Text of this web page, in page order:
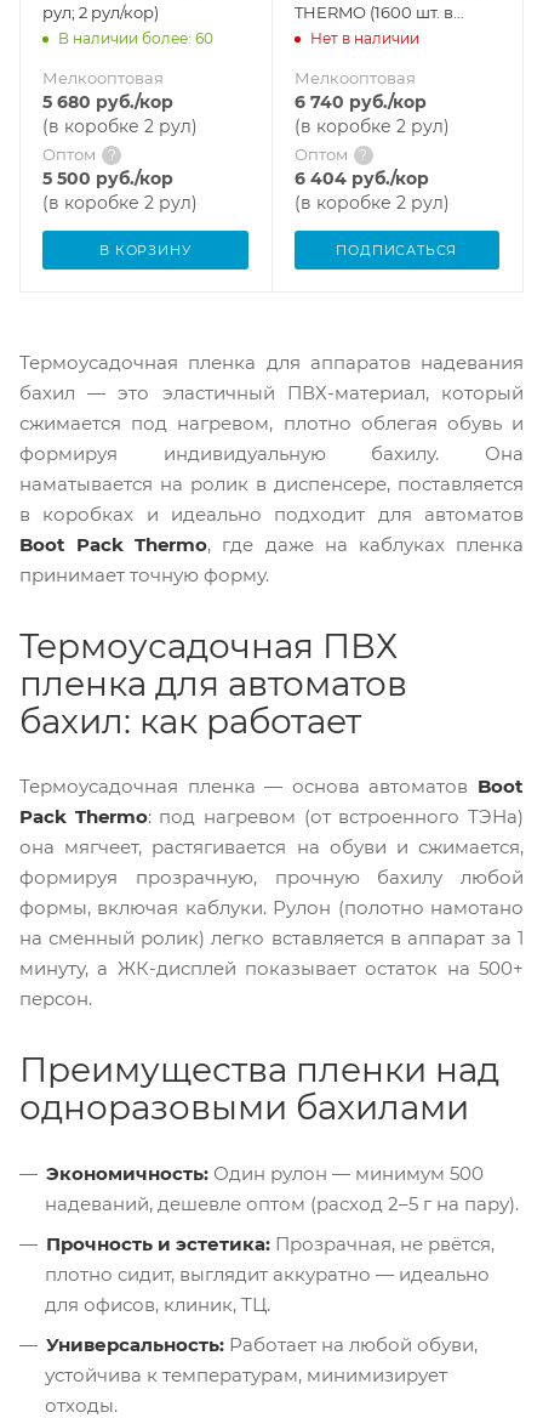
рул; 2 рул/кор)
В наличии более: 60
Мелкооптовая
5 680 руб./кор
(в коробке 2 рул)
Оптом ?
5 500 руб./кор
(в коробке 2 рул)
В КОРЗИНУ
THERMO (1600 шт. в
рулоне)
Нет в наличии
Мелкооптовая
6 740 руб./кор
(в коробке 2 рул)
Оптом ?
6 404руб./кор
(в коробке 2 рул)
ПОДПИСАТЬСЯ
Термоусадочная пленка для аппаратов надевания
бахил — это эластичный ПВХ-материал, который
сжимается под нагревом, плотно облегая обувь и
формируя индивидуальную бахилу. Она
наматывается на ролик в диспенсере, поставляется
в коробках и идеально подходит для автоматов
Boot Pack Thermo, где даже на каблуках пленка
принимает точную форму.
Термоусадочная ПВХ
пленка для автоматов
бахил: как работает
Термоусадочная пленка — основа автоматов Boot
Pack Thermo: под нагревом (от встроенного ТЭНа)
она мягчеет, растягивается на обуви и сжимается,
формируя прозрачную, прочную бахилу любой
формы, включая каблуки. Рулон (полотно намотано
на сменный ролик) легко вставляется в аппарат за 1
минуту, а ЖК-дисплей показывает остаток на 500+
персон.
Преимущества пленки над
одноразовыми бахилами
Экономичность: Один рулон — минимум 500
надеваний, дешевле оптом (расход 2–5 г на пару).
Прочность и эстетика: Прозрачная, не рвётся,
плотно сидит, выглядит аккуратно — идеально
для офисов, клиник, ТЦ.
Универсальность: Работает на любой обуви,
устойчива к температурам, минимизирует
отходы.